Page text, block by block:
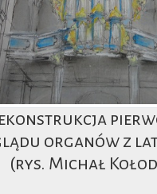
organów z lat
(rys. Michał